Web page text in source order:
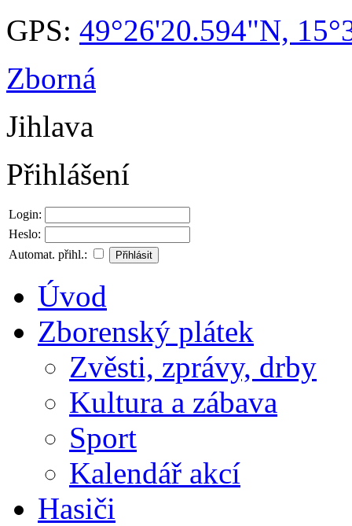
GPS: 49°26'20.594"N,
Zborná
Jihlava
Přihlášení
Login:
Heslo:
Automat. přihl.:
Úvod
Zborenský plátek
Zvěsti, zprávy, drby
Kultura a zábava
Sport
Kalendář akcí
Hasiči